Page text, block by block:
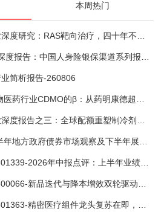
本周热门
简析报告-260806
光大证券-百隆东方-601339-2026年中报点评：上半年业绩表现高增，国内外产能均有亮眼表现-260807